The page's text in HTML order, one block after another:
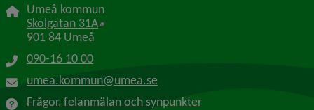
Umeå kommun
Skolgatan 31A Länk till annan webbplats, öppnas i nytt
901 84 Umeå
090-16 10 00
umea.kommun@umea.se
Frågor, felanmälan och synpunkter